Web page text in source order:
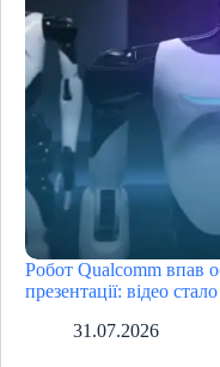
Робот Qualcomm впав
презентації: відео
31.07.2026